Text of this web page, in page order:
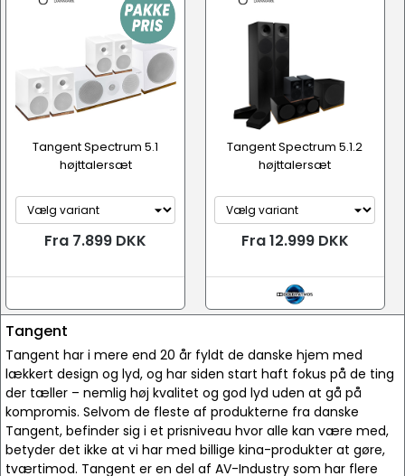
Tangent Spectrum 5.1
højttalersæt
Fra 7.899 DKK
Tangent Spectrum 5.1.2
højttalersæt
Fra 12.999 DKK
Tangent
Tangent har i mere end 20 år fyldt de danske hjem med
lækkert design og lyd, og har siden start haft fokus på de ting
der tæller – nemlig høj kvalitet og god lyd uden at gå på
kompromis. Selvom de fleste af produkterne fra danske
Tangent, befinder sig i et prisniveau hvor alle kan være med,
betyder det ikke at vi har med billige kina-produkter at gøre,
tværtimod. Tangent er en del af AV-Industry som har flere